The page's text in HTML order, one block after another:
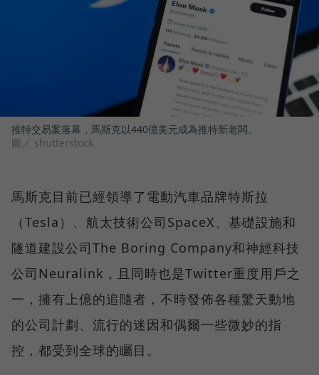
推特交易案落幕，馬斯克以440億美元成為推特新老闆。
圖／ shutterstock
馬斯克目前已經領導了電動汽車品牌特斯拉
（Tesla）、航太技術公司SpaceX、基礎設施和
隧道建設公司The Boring Company和神經科技
公司Neuralink，且同時也是Twitter重度用戶之
一，擁有上億的追隨者，不時發佈各種驚天動地
的公司計劃、流行的迷因和偶爾一些微妙的指
控，都受到全球的矚目。